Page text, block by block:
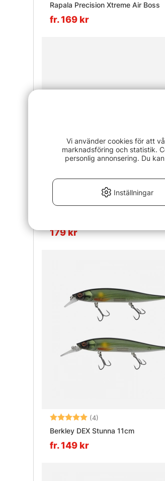
Rapala Precision Xtreme Air Boss
fr. 169 kr
Betyg: (9)4.9 utav 5 stjärnor
179 kr
Betyg: (4)
Berkley DEX Stunna 11cm
fr. 149 kr
Vi använder cookies för att
marknadsföring och statistik.
personlig annonsering. Du
Inställningar